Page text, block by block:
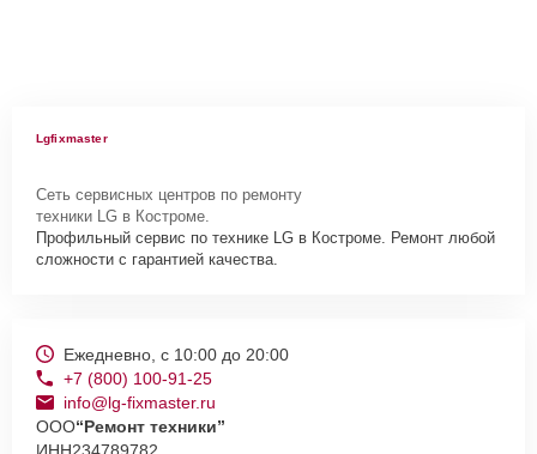
Lgfixmaster
Сеть сервисных центров по ремонту
техники LG в Костроме.
Профильный сервис по технике LG в Костроме. Ремонт любой
сложности с гарантией качества.
Ежедневно, с 10:00 до 20:00
+7 (800) 100-91-25
info@lg-fixmaster.ru
ООО“Ремонт техники”
ИНН234789782